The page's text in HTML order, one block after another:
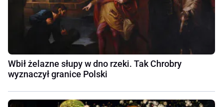
Wbił żelazne słupy w dno rzeki. Tak Chrobry
wyznaczył granice Polski